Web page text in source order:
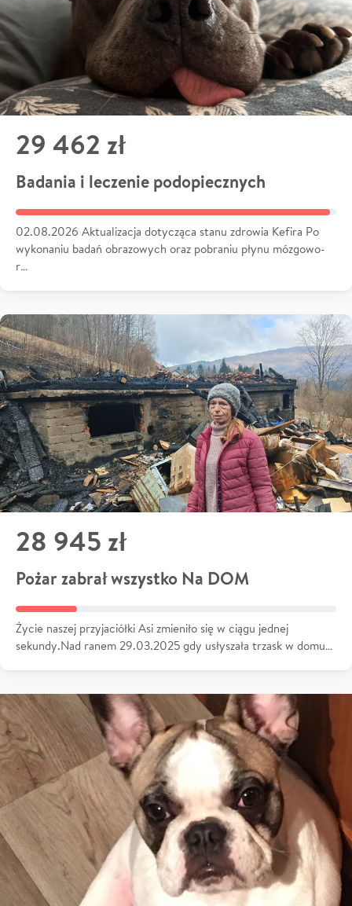
29 462 zł
Badania i leczenie podopiecznych
02.08.2026 Aktualizacja dotycząca stanu zdrowia Kefira Po
wykonaniu badań obrazowych oraz pobraniu płynu mózgowo-
r…
28 945 zł
Pożar zabrał wszystko Na DOM
Życie naszej przyjaciółki Asi zmieniło się w ciągu jednej
sekundy.Nad ranem 29.03.2025 gdy usłyszała trzask w domu…